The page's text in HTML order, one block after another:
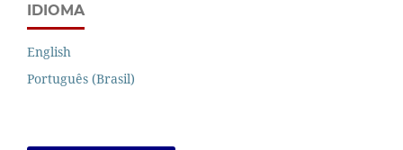
IDIOMA
English
Português (Brasil)